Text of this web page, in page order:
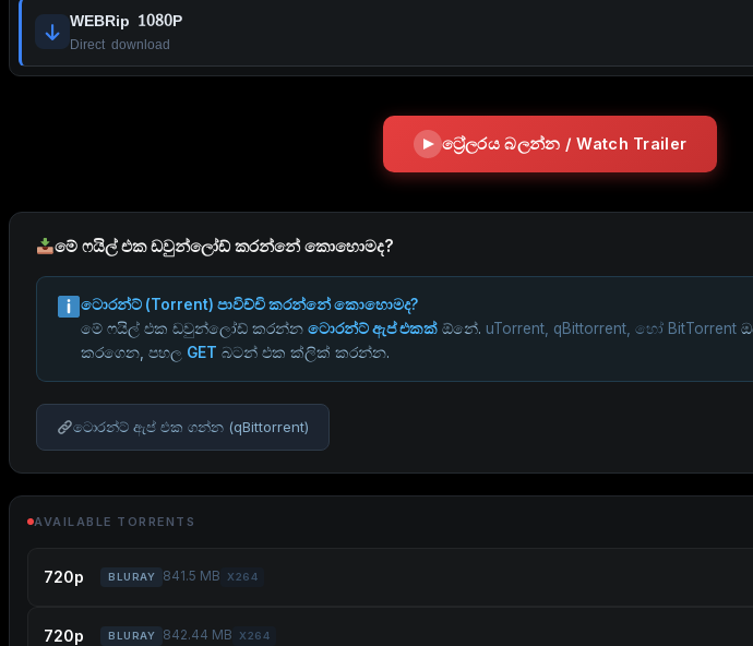
WEBRip 1080P
Direct download
ට්‍රේලරය බලන්න / Watch Trailer
මේ ෆයිල් එක ඩවුන්ලෝඩ් කරන්නේ කොහොමද?
ටොරන්ට් (Torrent) පාවිච්චි කරන්නේ කොහොමද?
මේ ෆයිල් එක ඩවුන්ලෝඩ් කරන්නටොරන්ට් ඇප් එකක් ඕනේ. uTorrent, qBittorrent, හෝ BitTorrent
කරගෙන, පහල GET බටන් එක ක්ලික් කරන්න.
ටොරන්ට් ඇප් එක ගන්න (qBittorrent)
AVAILABLE TORRENTS
720p BLURAY 841.5 MB X264
720p BLURAY 842.44 MB X264